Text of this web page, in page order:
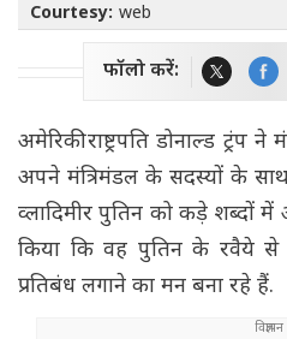
Courtesy: web
फॉलो करें:
अमेरिकी राष्ट्रपति डोनाल्ड ट्रंप
अपने मंत्रिमंडल के सदस्यों के
व्लादिमीर पुतिन को कड़े शब्दों
किया कि वह पुतिन के रवैये
प्रतिबंध लगाने का मन बना रहे हैं.